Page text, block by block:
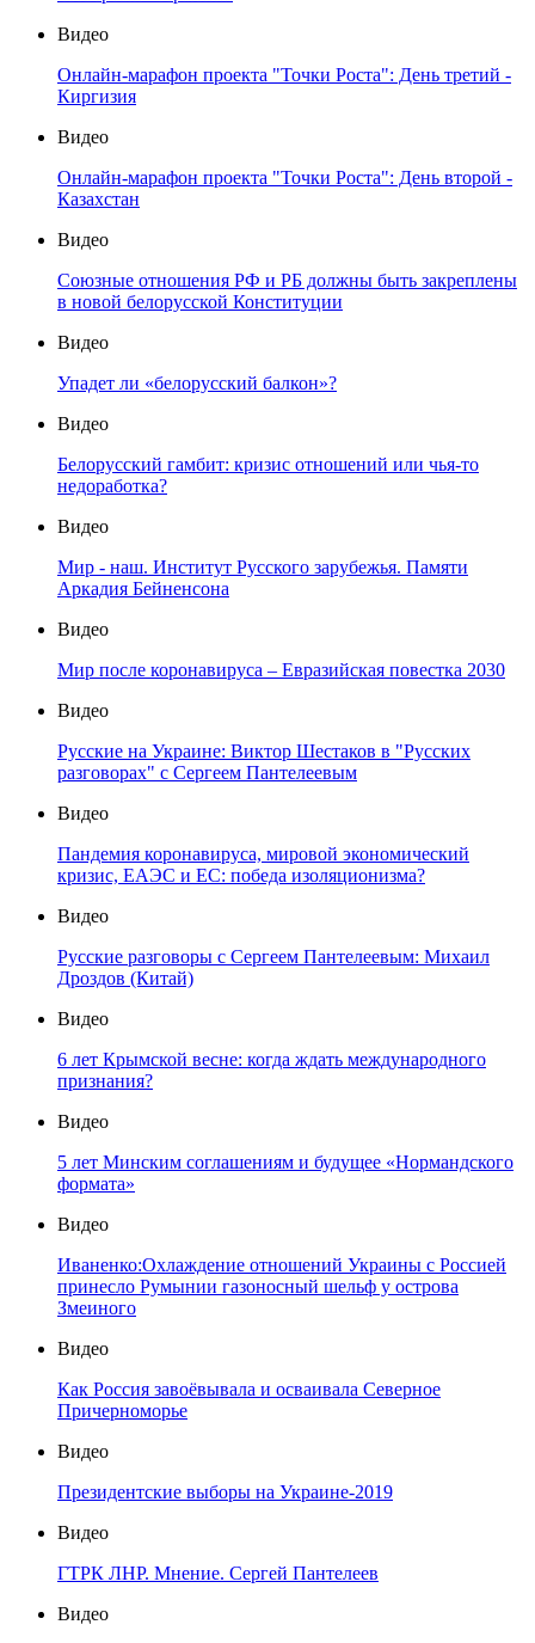
Видео
Онлайн-марафон проекта "Точки Роста": День третий -
Киргизия
Видео
Онлайн-марафон проекта "Точки Роста": День второй -
Казахстан
Видео
Союзные отношения РФ и РБ должны быть закреплены
в новой белорусской Конституции
Видео
Упадет ли «белорусский балкон»?
Видео
Белорусский гамбит: кризис отношений или чья-то
недоработка?
Видео
Мир - наш. Институт Русского зарубежья. Памяти
Аркадия Бейненсона
Видео
Мир после коронавируса – Евразийская повестка 2030
Видео
Русские на Украине: Виктор Шестаков в "Русских
разговорах" с Сергеем Пантелеевым
Видео
Пандемия коронавируса, мировой экономический
кризис, ЕАЭС и ЕС: победа изоляционизма?
Видео
Русские разговоры с Сергеем Пантелеевым: Михаил
Дроздов (Китай)
Видео
6 лет Крымской весне: когда ждать международного
признания?
Видео
5 лет Минским соглашениям и будущее «Нормандского
формата»
Видео
Иваненко:Охлаждение отношений Украины с Россией
принесло Румынии газоносный шельф у острова
Змеиного
Видео
Как Россия завоёвывала и осваивала Северное
Причерноморье
Видео
Президентские выборы на Украине-2019
Видео
ГТРК ЛНР. Мнение. Сергей Пантелеев
Видео